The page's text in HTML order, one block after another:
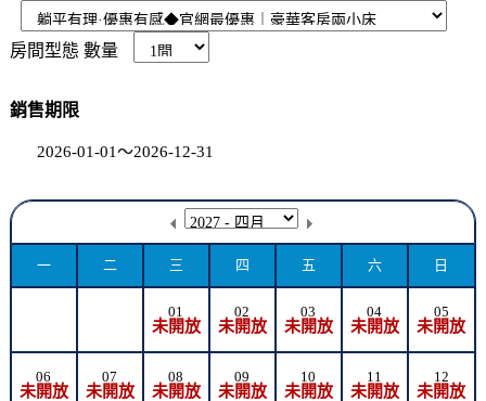
房間型態 數量
銷售期限
2026-01-01～2026-12-31
一 二 三 四 五 六 日
01
未開放
02
未開放
03
未開放
04
未開放
05
未開放
06
未開放
07
未開放
08
未開放
09
未開放
10
未開放
11
未開放
12
未開放